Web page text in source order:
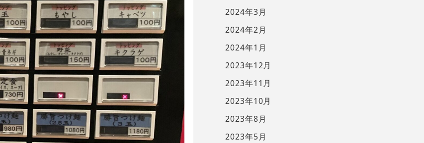
2024年3月
2024年2月
2024年1月
2023年12月
2023年11月
2023年10月
2023年8月
2023年5月